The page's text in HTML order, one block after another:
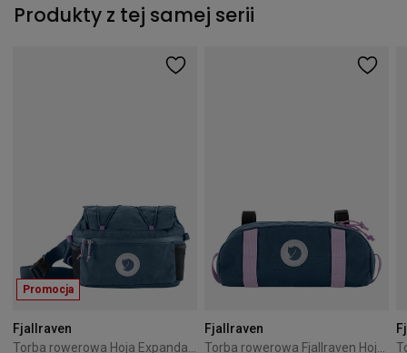
Produkty z tej samej serii
Promocja
Fjallraven
Fjallraven